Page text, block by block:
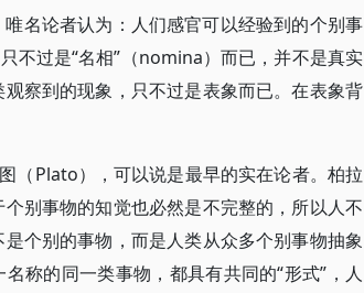
名论者认为：人们感官可以经验到的个别事
不过是“名相”（nomina）而已，并不是真实
察到的现象，只不过是表象而已。在表象背
（Plato），可以说是最早的实在论者。柏拉
别事物的知觉也必然是不完整的，所以人不
个别的事物，而是人类从众多个别事物抽象
称的同一类事物，都具有共同的“形式”，人